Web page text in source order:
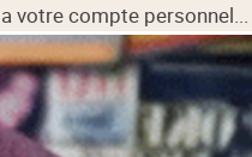
votre compte personnel...